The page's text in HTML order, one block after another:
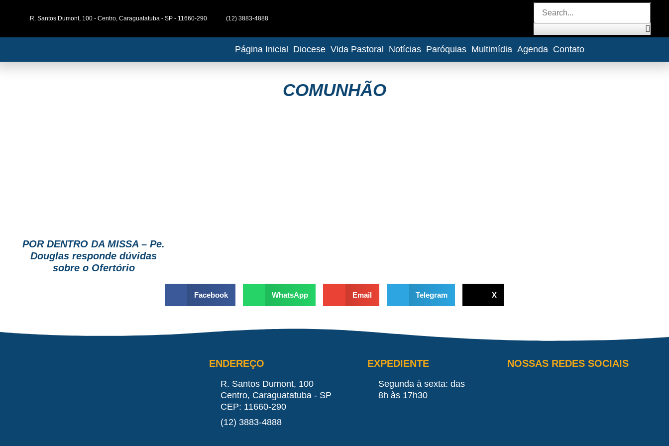
R. Santos Dumont, 100 - Centro, Caraguatatuba - SP - 11660-290 (12) 3883-4888
Página Inicial Diocese Vida Pastoral Notícias Paróquias Multimídia Agenda Contato
COMUNHÃO
POR DENTRO DA MISSA – Pe.
Douglas responde dúvidas
sobre o Ofertório
Facebook WhatsApp Email Telegram X
ENDEREÇO
R. Santos Dumont, 100
Centro, Caraguatatuba - SP
CEP: 11660-290
(12) 3883-4888
EXPEDIENTE
Segunda à sexta: das
8h às 17h30
NOSSAS REDES SOCIAIS